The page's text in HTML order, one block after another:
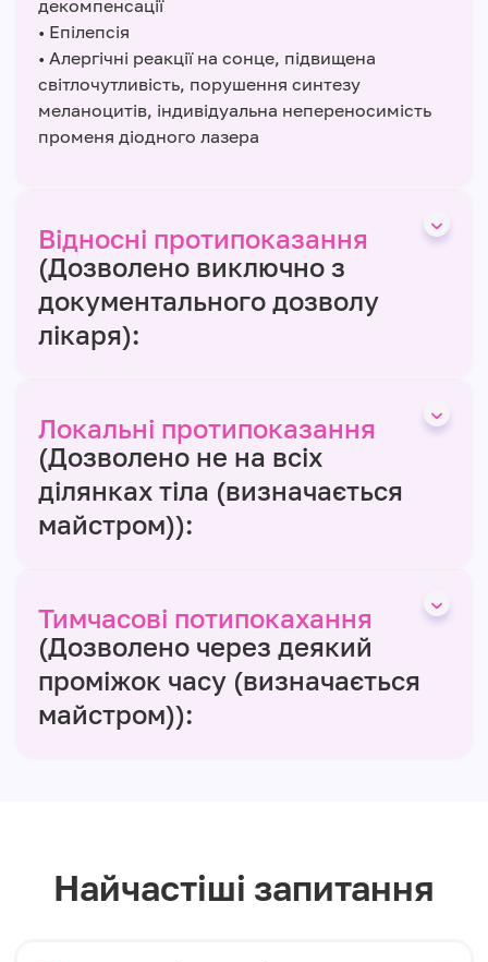
декомпенсації
• Епілепсія
• Алергічні реакції на сонце, підвищена
світлочутливість, порушення синтезу
меланоцитів, індивідуальна непереносимість
променя діодного лазера
Відносні протипоказання
(Дозволено виключно з
документального дозволу
лікаря):
Локальні протипоказання
(Дозволено не на всіх
ділянках тіла (визначається
майстром)):
Тимчасові потипокахання
(Дозволено через деякий
проміжок часу (визначається
майстром)):
Найчастіші запитання